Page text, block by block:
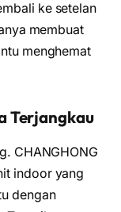
ke setelan
membuat
menghemat
Terjangkau
CHANGHONG
indoor yang
dengan